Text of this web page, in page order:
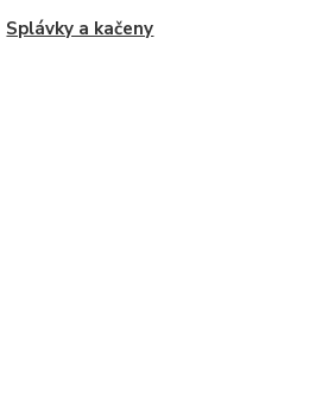
Splávky a kačeny